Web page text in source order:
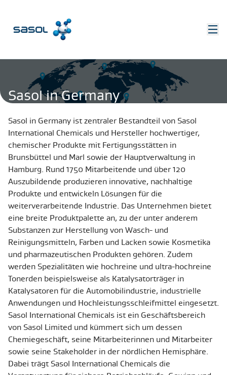
Sasol in Germany
Sasol in Germany ist zentraler Bestandteil von Sasol
International Chemicals und Hersteller hochwertiger,
chemischer Produkte mit Fertigungsstätten in
Brunsbüttel und Marl sowie der Hauptverwaltung in
Hamburg. Rund 1750 Mitarbeitende und über 120
Auszubildende produzieren innovative, nachhaltige
Produkte und entwickeln Lösungen für die
weiterverarbeitende Industrie. Das Unternehmen bietet
eine breite Produktpalette an, zu der unter anderem
Substanzen zur Herstellung von Wasch- und
Reinigungsmitteln, Farben und Lacken sowie Kosmetika
und pharmazeutischen Produkten gehören. Zudem
werden Spezialitäten wie hochreine und ultra-hochreine
Tonerden beispielsweise als Katalysatorträger in
Katalysatoren für die Automobilindustrie, industrielle
Anwendungen und Hochleistungsschleifmittel eingesetzt.
Sasol International Chemicals ist ein Geschäftsbereich
von Sasol Limited und kümmert sich um dessen
Chemiegeschäft, seine Mitarbeiterinnen und Mitarbeiter
sowie seine Stakeholder in der nördlichen Hemisphäre.
Dabei trägt Sasol International Chemicals die